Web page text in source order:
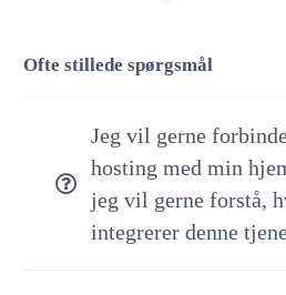
Ofte stillede spørgsmål
Jeg vil gerne
hosting med min
jeg vil gerne forstå,
integrerer denne